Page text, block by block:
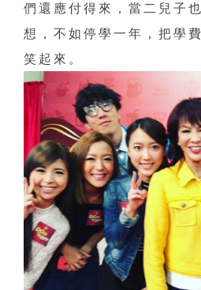
們還應付得來，當二兒子
想，不如停學一年，把學
笑起來。